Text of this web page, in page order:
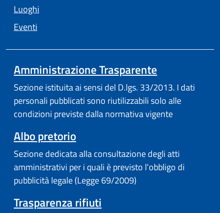
Luoghi
Eventi
Amministrazione Trasparente
Sezione istituita ai sensi del D.lgs. 33/2013. I dati
personali pubblicati sono riutilizzabili solo alle
condizioni previste dalla normativa vigente
Albo pretorio
Sezione dedicata alla consultazione degli atti
amministrativi per i quali è previsto l'obbligo di
pubblicità legale (Legge 69/2009)
Trasparenza rifiuti